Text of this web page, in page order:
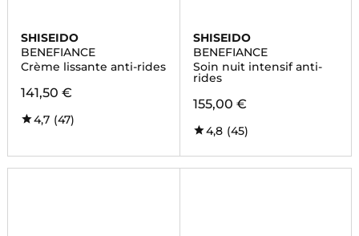
SHISEIDO
BENEFIANCE
Crème lissante anti-rides
141,50 €
4,7 (47)
SHISEIDO
BENEFIANCE
Soin nuit intensif anti-
rides
155,00 €
4,8 (45)